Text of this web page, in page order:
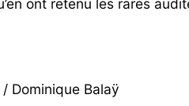
ont retenu les rares
Dominique Balaÿ